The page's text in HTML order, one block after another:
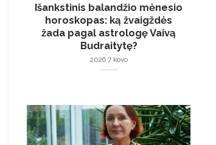
Išankstinis balandžio mėnesio
horoskopas: ką žvaigždės
žada pagal astrologę Vaivą
Budraitytę?
2026 7 kovo